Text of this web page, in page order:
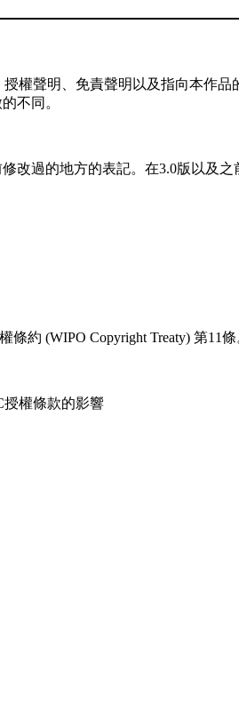
聲明、免責聲明以及指向本作品
不同。
改過的地方的表記。在3.0版以及
約 (WIPO Copyright Treaty) 第11條
權條款的影響